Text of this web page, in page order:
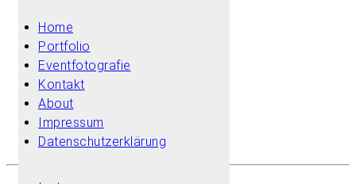
Home
Portfolio
Eventfotografie
Kontakt
About
Impressum
Datenschutzerklärung